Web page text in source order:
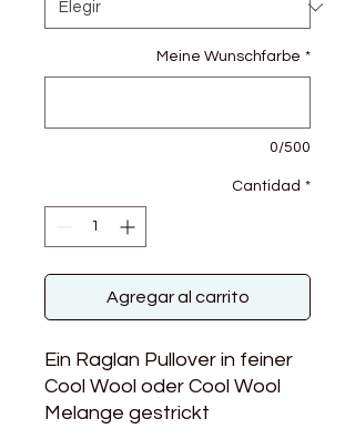
Meine Wunschfarbe *
0/500
Cantidad *
Agregar al carrito
Ein Raglan Pullover in feiner
Cool Wool oder Cool Wool
Melange gestrickt